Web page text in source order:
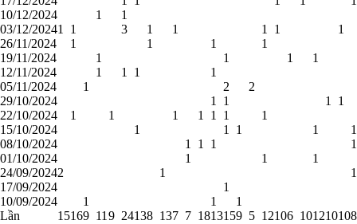
10/12/2024
1
1
03/12/20241 1 3 1 1 1 1
1
26/11/2024
1 1 1
1
19/11/2024
1 1 1
1
12/11/2024
1 1 1
1
05/11/2024
1 2
2
29/10/2024
1 1 1
1
22/10/2024
1 1 1 1 1 1
1
15/10/2024
1 1 1 1
1
08/10/2024
1 1 1
1
01/10/2024
1 1
1
24/09/20242 1
1
17/09/2024
1
10/09/2024
1 1
1
Lần
15169 11 9 24138 137 7 1813159 5 12106 101210108